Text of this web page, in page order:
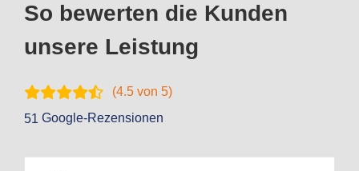
So bewerten die Kunden
unsere Leistung
(4.5 von 5)
51 Google-Rezensionen